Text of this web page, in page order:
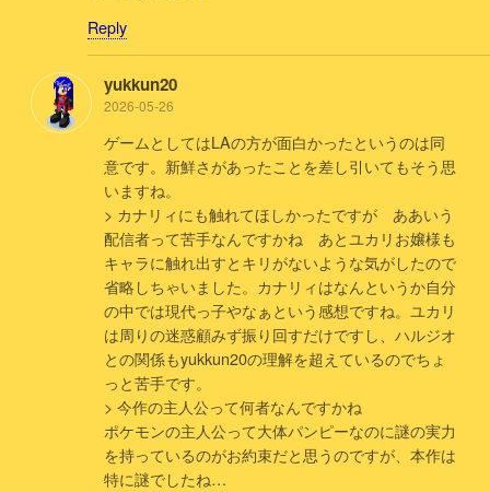
Reply
yukkun20
2026-05-26
ゲームとしてはLAの方が面白かったというのは同
意です。新鮮さがあったことを差し引いてもそう思
いますね。
> カナリィにも触れてほしかったですが ああいう
配信者って苦手なんですかね あとユカリお嬢様も
キャラに触れ出すとキリがないような気がしたので
省略しちゃいました。カナリィはなんというか自分
の中では現代っ子やなぁという感想ですね。ユカリ
は周りの迷惑顧みず振り回すだけですし、ハルジオ
との関係もyukkun20の理解を超えているのでちょ
っと苦手です。
> 今作の主人公って何者なんですかね
ポケモンの主人公って大体パンピーなのに謎の実力
を持っているのがお約束だと思うのですが、本作は
特に謎でしたね…